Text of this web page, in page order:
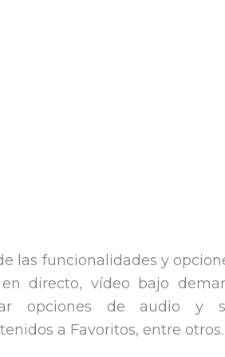
las funcionalidades y
directo, vídeo bajo
opciones de audio y
a Favoritos, entre otros.